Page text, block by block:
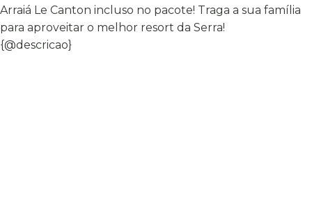
Arraiá Le Canton incluso no pacote! Traga a sua família
para aproveitar o melhor resort da Serra!
{@descricao}